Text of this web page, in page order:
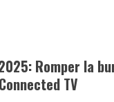
Romper la
TV